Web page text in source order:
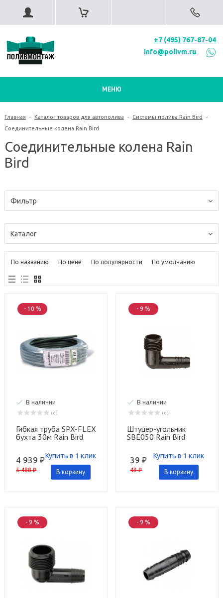
+7 (495) 767-87-04
info@polivm.ru
МЕНЮ
Главная - Каталог товаров для автополива - Системы полива Rain Bird
-
Соединительные колена Rain Bird
Соединительные колена Rain
Bird
Фильтр
Каталог
По названию По цене По популярности По умолчанию
- 10 %
В наличии
( 0 )
Гибкая труба SPX-FLEX
бухта 30м Rain Bird
4 939 ₽
5 488 ₽
Купить в 1 клик
В корзину
- 9 %
В наличии
( 0 )
Штуцер-угольник
SBE050 Rain Bird
39 ₽
43 ₽
Купить в 1 клик
В корзину
- 9 % - 9 %